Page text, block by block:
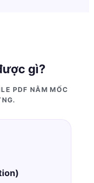
gì?
PDF NẰM MỐC